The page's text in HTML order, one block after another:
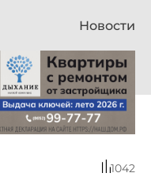
Новости
1042